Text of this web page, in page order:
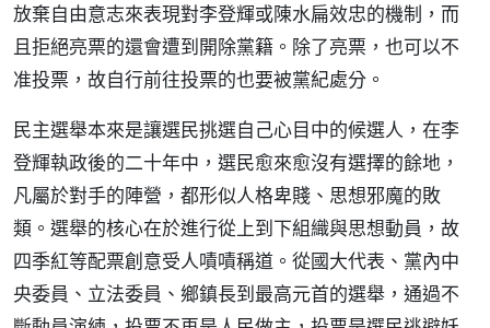
放棄自由意志來表現對李登輝或陳水扁效忠的機制，而
且拒絕亮票的還會遭到開除黨籍。除了亮票，也可以不
准投票，故自行前往投票的也要被黨紀處分。
民主選舉本來是讓選民挑選自己心目中的候選人，在李
登輝執政後的二十年中，選民愈來愈沒有選擇的餘地，
凡屬於對手的陣營，都形似人格卑賤、思想邪魔的敗
類。選舉的核心在於進行從上到下組織與思想動員，故
四季紅等配票創意受人嘖嘖稱道。從國大代表、黨內中
央委員、立法委員、鄉鎮長到最高元首的選舉，通過不